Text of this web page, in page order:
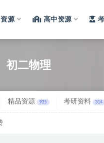
源 高中资源
初二物理
精品资源 935 考研资料 314